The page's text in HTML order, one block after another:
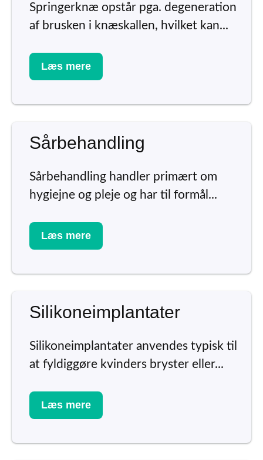
Springerknæ opstår pga. degeneration
af brusken i knæskallen, hvilket kan...
Læs mere
Sårbehandling
Sårbehandling handler primært om
hygiejne og pleje og har til formål...
Læs mere
Silikoneimplantater
Silikoneimplantater anvendes typisk til
at fyldiggøre kvinders bryster eller...
Læs mere